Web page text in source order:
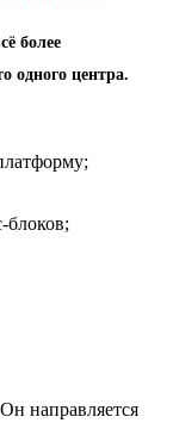
более
одного центра.
блоков;
направляется